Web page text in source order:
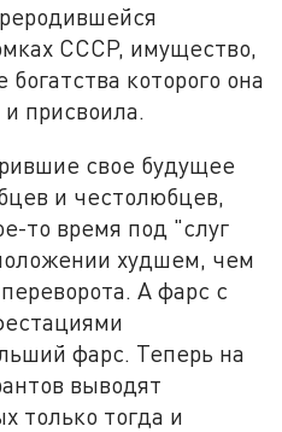
СССР, имущество,
которого она
присвоила.
свое будущее
и честолюбцев,
то время под "слуг
худшем, чем
А фарс с
фарс. Теперь на
выводят
только тогда и